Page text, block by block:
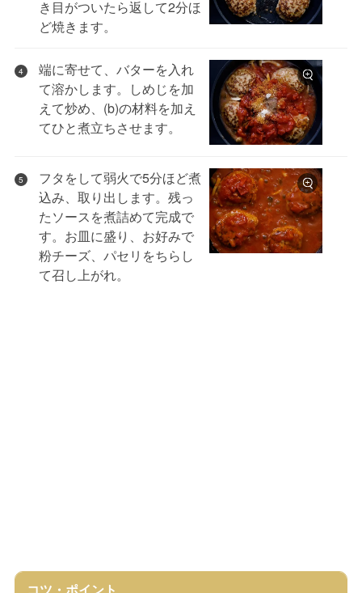
き目がついたら返して2分ほ
ど焼きます。
4
端に寄せて、バターを入れ
て溶かします。しめじを加
えて炒め、(b)の材料を加え
てひと煮立ちさせます。
5
フタをして弱火で5分ほど煮
込み、取り出します。残っ
たソースを煮詰めて完成で
す。お皿に盛り、お好みで
粉チーズ、パセリをちらし
て召し上がれ。
コツ・ポイント